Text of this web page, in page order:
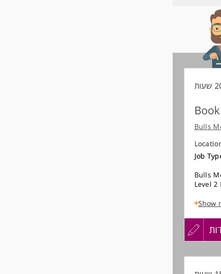
Bulls
Job
Bulls
Level 2
This
Key
Issue
Track
Show
עדכון